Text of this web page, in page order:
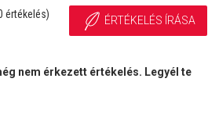
értékelés) ÉRTÉKELÉS ÍRÁSA
nem érkezett értékelés. Legyél te